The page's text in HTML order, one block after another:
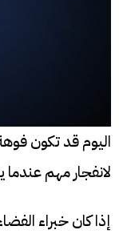
اليوم قد تكون
لانفجار مهم
إذا كان خبراء